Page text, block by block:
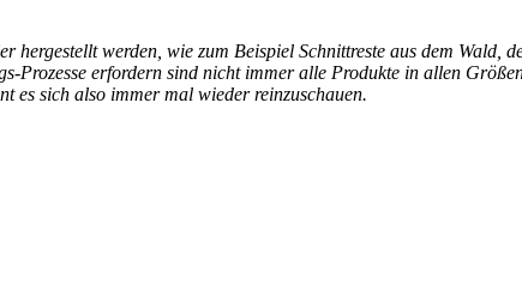
werden, wie zum Beispiel Schnittreste aus dem Wald,
Prozesse erfordern sind nicht immer alle Produkte in allen
es sich also immer mal wieder reinzuschauen.